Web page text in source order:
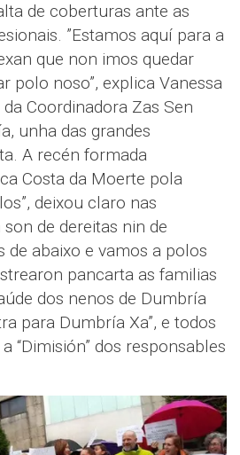
de coberturas ante as
”Estamos aquí para a
que non imos quedar
polo noso”, explica Vanessa
Coordinadora Zas Sen
unha das grandes
A recén formada
Costa da Moerte pola
deixou claro nas
de dereitas nin de
de abaixo e vamos a polos
pancarta as familias
dos nenos de Dumbría
para Dumbría Xa”, e todos
“Dimisión” dos responsables